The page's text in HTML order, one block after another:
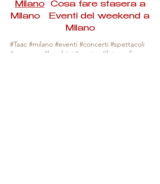
MilanoCosa fare stasera a
Milano Eventi del weekend a
Milano
#Taac #milano #eventi #concerti #spettacoli
#rassegne #bambini #mostre #fotografia